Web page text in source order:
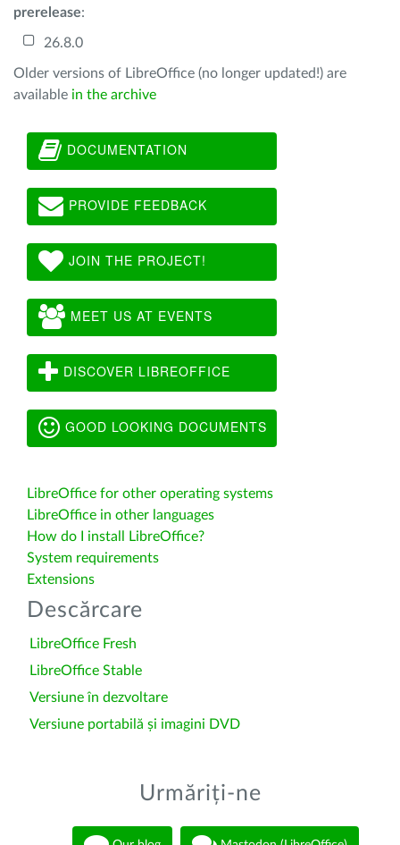
prerelease:
26.8.0
Older versions of LibreOffice (no longer updated!) are
available in the archive
DOCUMENTATION
PROVIDE FEEDBACK
JOIN THE PROJECT!
MEET US AT EVENTS
DISCOVER LIBREOFFICE
GOOD LOOKING DOCUMENTS
LibreOffice for other operating systems
LibreOffice in other languages
How do I install LibreOffice?
System requirements
Extensions
Descărcare
LibreOffice Fresh
LibreOffice Stable
Versiune în dezvoltare
Versiune portabilă și imagini DVD
Urmăriți-ne